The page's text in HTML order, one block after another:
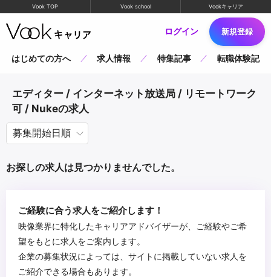
Vook TOP Vook school Vookキャリア
ログイン 新規登録
はじめての方へ 求人情報 特集記事 転職体験記
エディター / インターネット放送局 / リモートワーク
可 / Nukeの求人
お探しの求人は見つかりませんでした。
ご経験に合う求人をご紹介します！
映像業界に特化したキャリアアドバイザーが、ご経験やご希
望をもとに求人をご案内します。
企業の募集状況によっては、サイトに掲載していない求人を
ご紹介できる場合もあります。